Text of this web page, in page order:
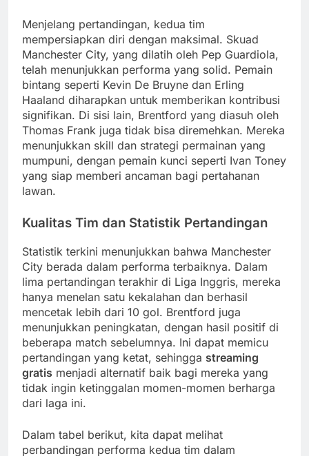
Menjelang pertandingan, kedua tim
mempersiapkan diri dengan maksimal. Skuad
Manchester City, yang dilatih oleh Pep Guardiola,
telah menunjukkan performa yang solid. Pemain
bintang seperti Kevin De Bruyne dan Erling
Haaland diharapkan untuk memberikan kontribusi
signifikan. Di sisi lain, Brentford yang diasuh oleh
Thomas Frank juga tidak bisa diremehkan. Mereka
menunjukkan skill dan strategi permainan yang
mumpuni, dengan pemain kunci seperti Ivan Toney
yang siap memberi ancaman bagi pertahanan
lawan.
Kualitas Tim dan Statistik Pertandingan
Statistik terkini menunjukkan bahwa Manchester
City berada dalam performa terbaiknya. Dalam
lima pertandingan terakhir di Liga Inggris, mereka
hanya menelan satu kekalahan dan berhasil
mencetak lebih dari 10 gol. Brentford juga
menunjukkan peningkatan, dengan hasil positif di
beberapa match sebelumnya. Ini dapat memicu
pertandingan yang ketat, sehingga streaming
gratis menjadi alternatif baik bagi mereka yang
tidak ingin ketinggalan momen-momen berharga
dari laga ini.
Dalam tabel berikut, kita dapat melihat
perbandingan performa kedua tim dalam